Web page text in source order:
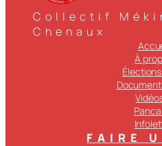
Collectif
Chenaux
À
FAIRE